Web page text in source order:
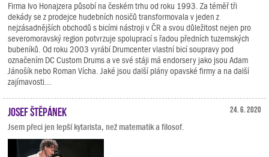
Firma Ivo Honajzera působí na českém trhu od roku 1993. Za téměř tři
dekády se z prodejce hudebních nosičů transformovala v jeden z
nejzásadnějších obchodů s bicími nástroji v ČR a svou důležitost nejen pro
severomoravský region potvrzuje spoluprací s řadou předních tuzemských
bubeníků. Od roku 2003 vyrábí Drumcenter vlastní bicí soupravy pod
označením DC Custom Drums a ve své stáji má endorsery jako jsou Adam
Jánošík nebo Roman Vícha. Jaké jsou další plány opavské firmy a na další
zajímavosti...
24. 6. 2020
Josef Štěpánek
Jsem přeci jen lepší kytarista, než matematik a filosof.